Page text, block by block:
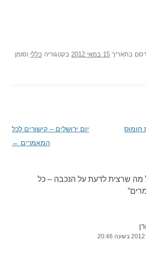
בתאריך 15 במאי 2012 בקטגוריה כללי וסומן
חומוס
יום ירושלים – קישורים לכל
המאמרים ←
מה שרצית לדעת על הנכבה – כל
”